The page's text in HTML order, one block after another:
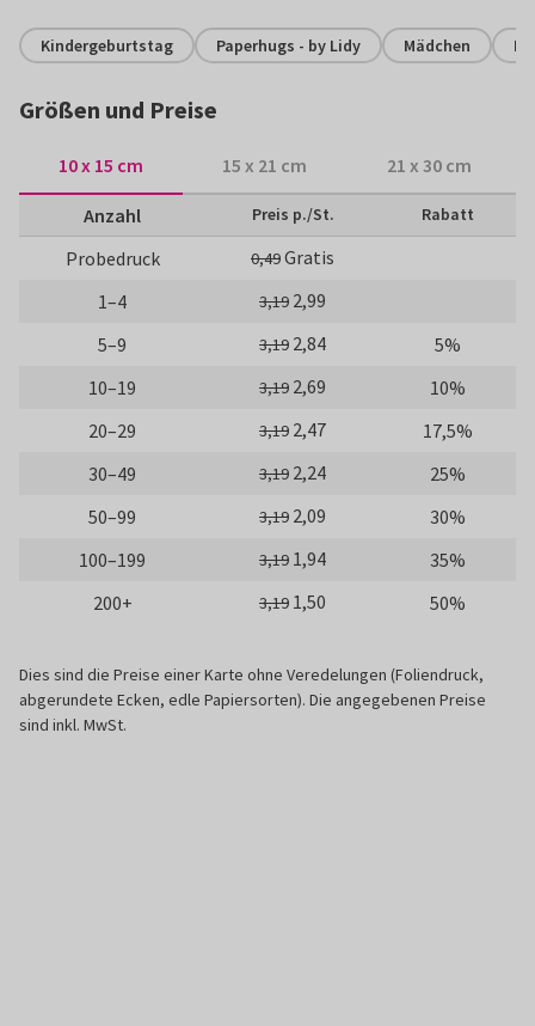
Kindergeburtstag Paperhugs - by Lidy Mädchen
Größen und Preise
10 x 15 cm 15 x 21 cm 21 x 30 cm
Anzahl Preis p./St. Rabatt
Probedruck 0,49Gratis
1–4
3,19 2,99
5–9
3,19 2,84
5%
10–19
3,19 2,69
10%
20–29
3,19 2,47
17,5%
30–49
3,19 2,24
25%
50–99
3,19 2,09
30%
100–199
3,19 1,94
35%
200+
3,19 1,50 50%
Dies sind die Preise einer Karte ohne Veredelungen (Foliendruck,
abgerundete Ecken, edle Papiersorten). Die angegebenen Preise
sind inkl. MwSt.